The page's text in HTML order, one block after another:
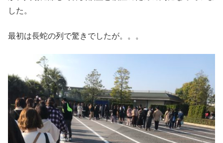
した。
最初は長蛇の列で驚きでしたが。。。